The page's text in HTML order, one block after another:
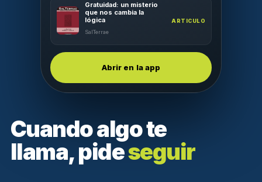
Cuando algo te
llama, pideseguir
Gratuidad: un misterio
que nos cambia la
lógica
SalTerrae
ARTICULO
Abrir en la app